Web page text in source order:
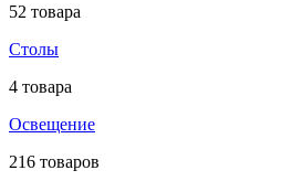
52 товара
Столы
4 товара
Освещение
216 товаров